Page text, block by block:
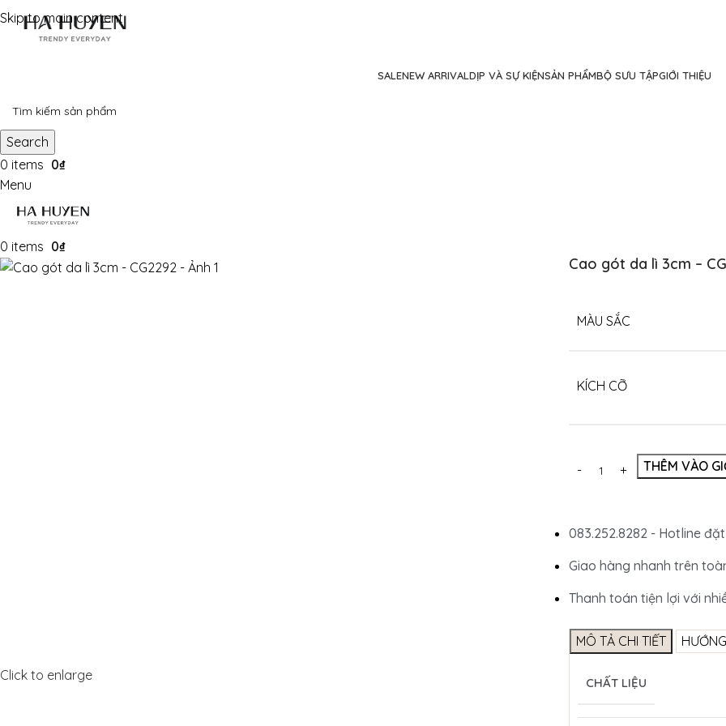
Skip to main content
SALENEW ARRIVALDỊP VÀ SỰ KIỆNSẢN PHẨMBỘ SƯU TẬPGIỚI THIỆU
Search
0 items 0₫
Menu
0 items 0₫
Click to enlarge
Cao gót da lì 3cm –
MÀU SẮC
KÍCH CỠ
THÊM VÀO
083.252.8282 - Hotline
Giao hàng nhanh trên
Thanh toán tiện lợi với
MÔ TẢ CHI TIẾT
CHẤT LIỆU